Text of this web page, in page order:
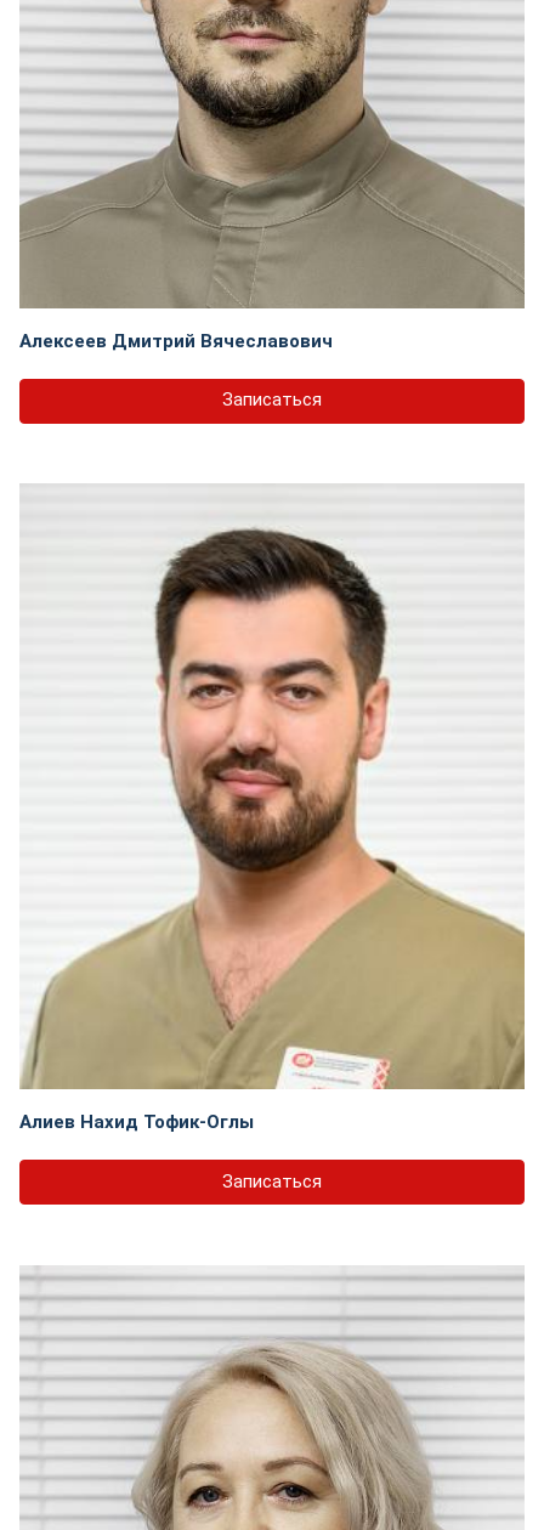
Алексеев Дмитрий Вячеславович
Записаться
Алиев Нахид Тофик-Оглы
Записаться